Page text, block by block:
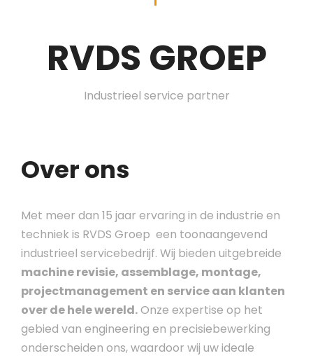
RVDS GROEP
Industrieel service partner
Over ons
Met meer dan 15 jaar ervaring in de industrie en
techniek is RVDS Groep een toonaangevend
industrieel servicebedrijf. Wij bieden uitgebreide
machine revisie, assemblage, montage,
projectmanagement en service aan klanten
over de hele wereld.Onze expertise op het
gebied van engineering en precisiebewerking
onderscheiden ons, waardoor wij uw ideale